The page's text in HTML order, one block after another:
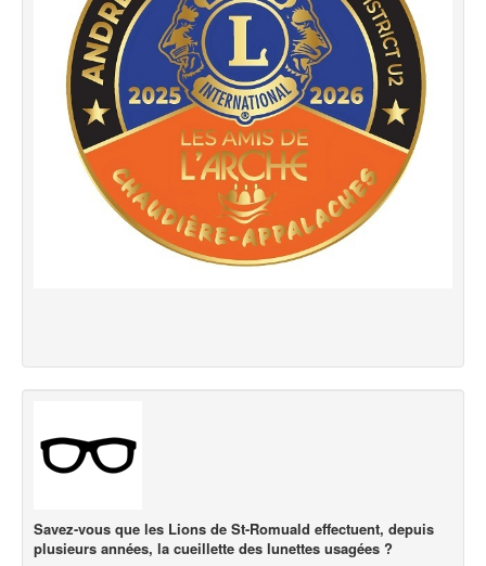
Savez-vous que les Lions de St-Romuald effectuent, depuis
plusieurs années, la cueillette des lunettes usagées ?